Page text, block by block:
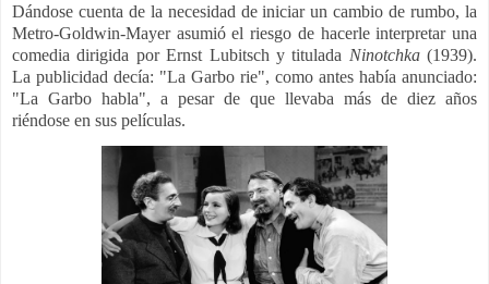
Dándose cuenta de la necesidad de iniciar un cambio de rumbo, la
Metro-Goldwin-Mayer asumió el riesgo de hacerle interpretar una
comedia dirigida porErnst Lubitsch y titulada Ninotchka(1939).
La publicidad decía: "La Garbo rie", como antes había anunciado:
"La Garbo habla", a pesar de que llevaba más de diez años
riéndose en sus películas.